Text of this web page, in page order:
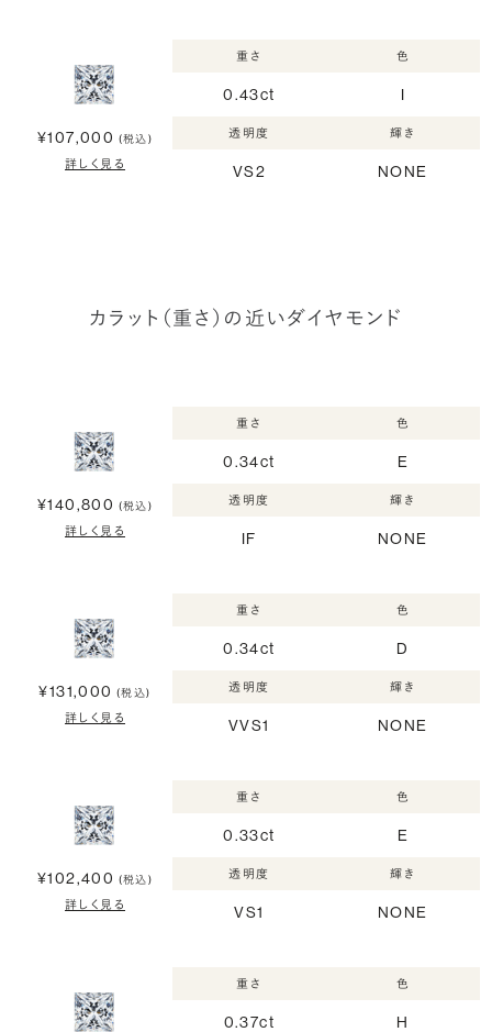
¥107,000 (税込)
詳しく見る
重さ
0.43ct
色
I
透明度
VS2
輝き
NONE
カラット（重さ）の近いダイヤモンド
¥140,800 (税込)
詳しく見る
重さ
0.34ct
色
E
透明度
IF
輝き
NONE
¥131,000 (税込)
詳しく見る
重さ
0.34ct
色
D
透明度
VVS1
輝き
NONE
¥102,400 (税込)
詳しく見る
重さ
0.33ct
色
E
透明度
VS1
輝き
NONE
重さ
0.37ct
色
H